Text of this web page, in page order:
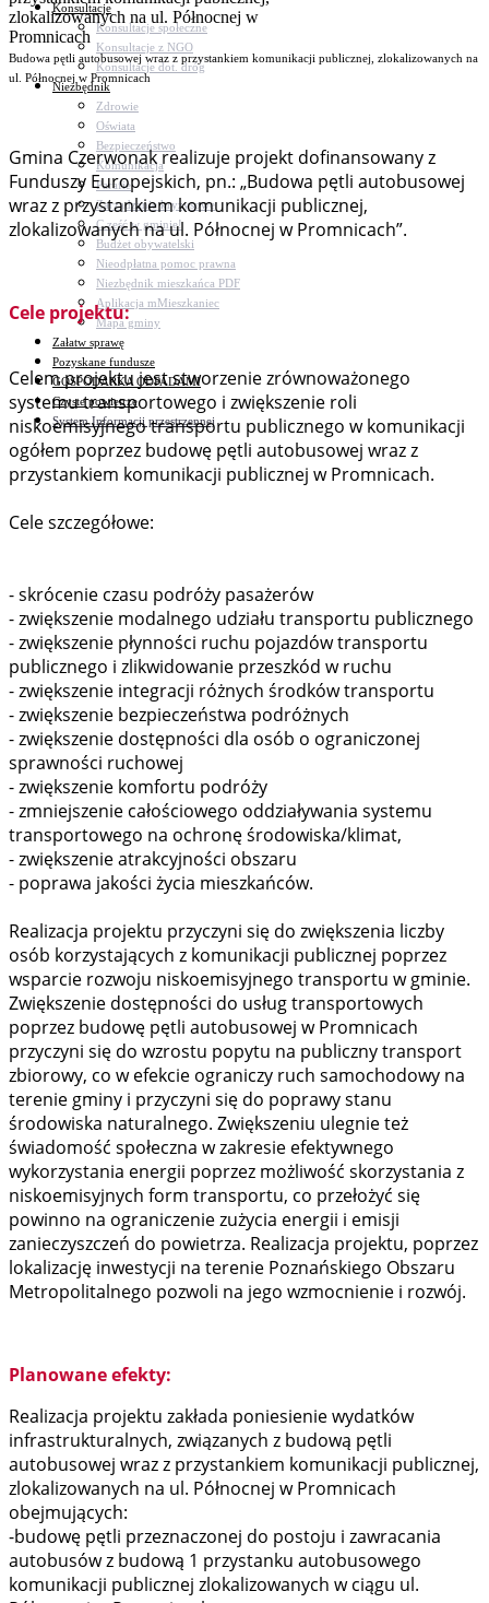
Konsultacje
Konsultacje społeczne
Konsultacje z NGO
Konsultacje dot. dróg
Niezbędnik
Zdrowie
Oświata
Bezpieczeństwo
Komunikacja
Parafie
Zarządzanie kryzysowe
C.ześć w gminie!
Budżet obywatelski
Nieodpłatna pomoc prawna
Niezbędnik mieszkańca PDF
Aplikacja mMieszkaniec
Mapa gminy
Załatw sprawę
Pozyskane fundusze
GOSPODARKA ODPADAMI
Czyste powietrze
System Informacji przestrzennej
Budowa pętli autobusowej wraz z przystankiem komunikacji publicznej, zlokalizowanych na
ul. Północnej w Promnicach
Gmina Czerwonak realizuje projekt dofinansowany z
Funduszy Europejskich, pn.: „Budowa pętli autobusowej
wraz z przystankiem komunikacji publicznej,
zlokalizowanych na ul. Północnej w Promnicach”.
Cele projektu:
Celem projektu jest stworzenie zrównoważonego
systemu transportowego i zwiększenie roli
niskoemisyjnego transportu publicznego w komunikacji
ogółem poprzez budowę pętli autobusowej wraz z
przystankiem komunikacji publicznej w Promnicach.
Cele szczegółowe:
- skrócenie czasu podróży pasażerów
- zwiększenie modalnego udziału transportu publicznego
- zwiększenie płynności ruchu pojazdów transportu
publicznego i zlikwidowanie przeszkód w ruchu
- zwiększenie integracji różnych środków transportu
- zwiększenie bezpieczeństwa podróżnych
- zwiększenie dostępności dla osób o ograniczonej
sprawności ruchowej
- zwiększenie komfortu podróży
- zmniejszenie całościowego oddziaływania systemu
transportowego na ochronę środowiska/klimat,
- zwiększenie atrakcyjności obszaru
- poprawa jakości życia mieszkańców.
Realizacja projektu przyczyni się do zwiększenia liczby
osób korzystających z komunikacji publicznej poprzez
wsparcie rozwoju niskoemisyjnego transportu w gminie.
Zwiększenie dostępności do usług transportowych
poprzez budowę pętli autobusowej w Promnicach
przyczyni się do wzrostu popytu na publiczny transport
zbiorowy, co w efekcie ograniczy ruch samochodowy na
terenie gminy i przyczyni się do poprawy stanu
środowiska naturalnego. Zwiększeniu ulegnie też
świadomość społeczna w zakresie efektywnego
wykorzystania energii poprzez możliwość skorzystania z
niskoemisyjnych form transportu, co przełożyć się
powinno na ograniczenie zużycia energii i emisji
zanieczyszczeń do powietrza. Realizacja projektu, poprzez
lokalizację inwestycji na terenie Poznańskiego Obszaru
Metropolitalnego pozwoli na jego wzmocnienie i rozwój.
Planowane efekty:
Realizacja projektu zakłada poniesienie wydatków
infrastrukturalnych, związanych z budową pętli
autobusowej wraz z przystankiem komunikacji publicznej,
zlokalizowanych na ul. Północnej w Promnicach
obejmujących:
-budowę pętli przeznaczonej do postoju i zawracania
autobusów z budową 1 przystanku autobusowego
komunikacji publicznej zlokalizowanych w ciągu ul.